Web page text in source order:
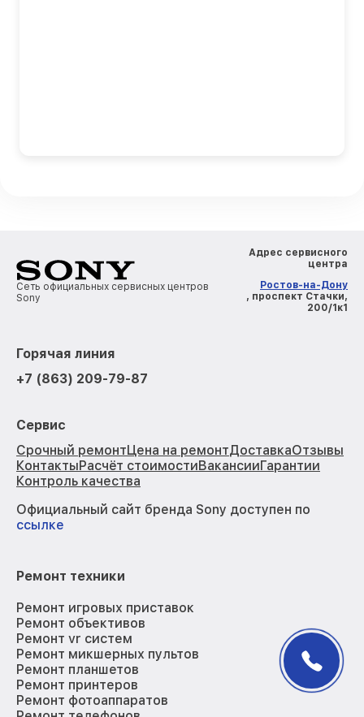
Сеть официальных сервисных центров
Sony
Адрес сервисного
центра
Ростов-на-Дону
, проспект Стачки,
200/1к1
Горячая линия
+7 (863) 209-79-87
Сервис
Срочный ремонтЦена на ремонтДоставкаОтзывы
КонтактыРасчёт стоимостиВакансииГарантии
Контроль качества
Официальный сайт бренда Sony доступен по
ссылке
Ремонт техники
Ремонт игровых приставок
Ремонт объективов
Ремонт vr систем
Ремонт микшерных пультов
Ремонт планшетов
Ремонт принтеров
Ремонт фотоаппаратов